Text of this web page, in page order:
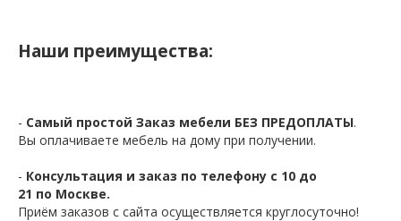
Наши преимущества:
- Самый простой Заказ мебели БЕЗ ПРЕДОПЛАТЫ.
Вы оплачиваете мебель на дому при получении.
- Консультация и заказ по телефону с 10 до
21 по Москве.
Приём заказов с сайта осуществляется круглосуточно!